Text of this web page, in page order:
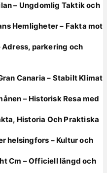
– Ungdomlig Taktik och
Hemligheter – Fakta mot
Adress, parkering och
Canaria – Stabilt Klimat
– Historisk Resa med
Historia Och Praktiska
helsingfors – Kultur och
Cm – Officiell längd och